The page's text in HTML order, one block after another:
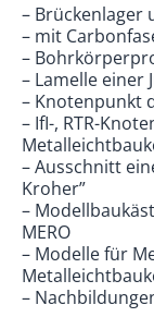
– Brückenlager
– mit
–
– Lamelle einer
– Knotenpunkt
– IfI-, RTR-
– Ausschnitt
Kroher”
–
MERO
– Modelle für
–